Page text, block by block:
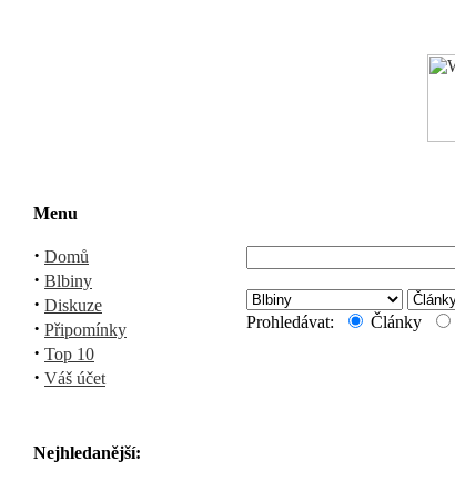
Menu
· Domů
· Blbiny
· Diskuze
· Připomínky
· Top 10
· Váš účet
Nejhledanější:
Prohledávat: Články